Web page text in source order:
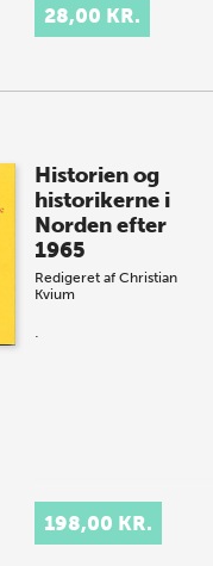
28,00 KR.
Historien og
historikerne i
Norden efter
1965
Redigeret af Christian
Kvium
.
198,00 KR.